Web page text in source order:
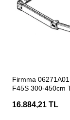
Firmma
F45S 300-450cm
16.884,21 TL